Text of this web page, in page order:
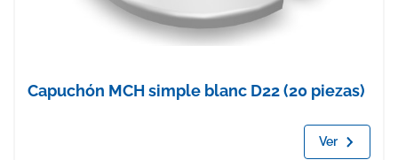
Capuchón MCH simple blanc D22 (20 piezas)
Ver